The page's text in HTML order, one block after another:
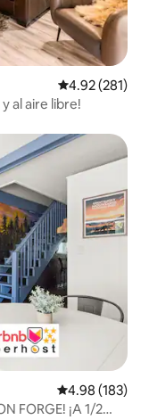
Calificación
4.92 (281)
al aire libre!
Calificación
4.98 (183)
FORGE! ¡A 1/2